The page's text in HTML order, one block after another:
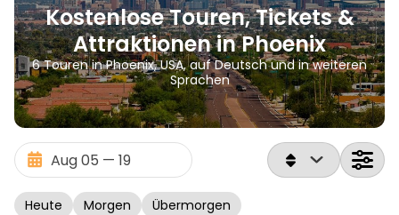
Kostenlose Touren, Tickets &
Attraktionen in Phoenix
6 Touren in Phoenix, USA, auf Deutsch und in weiteren
Sprachen
Heute Morgen Übermorgen